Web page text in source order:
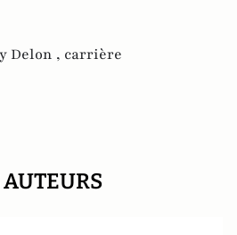
Delon , carrière
AUTEURS